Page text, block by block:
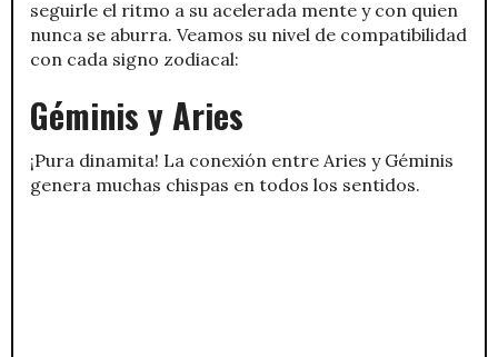
seguirle el ritmo a su acelerada mente y con quien
nunca se aburra. Veamos su nivel de compatibilidad
con cada signo zodiacal:
Géminis y Aries
¡Pura dinamita! La conexión entre Aries y Géminis
genera muchas chispas en todos los sentidos.